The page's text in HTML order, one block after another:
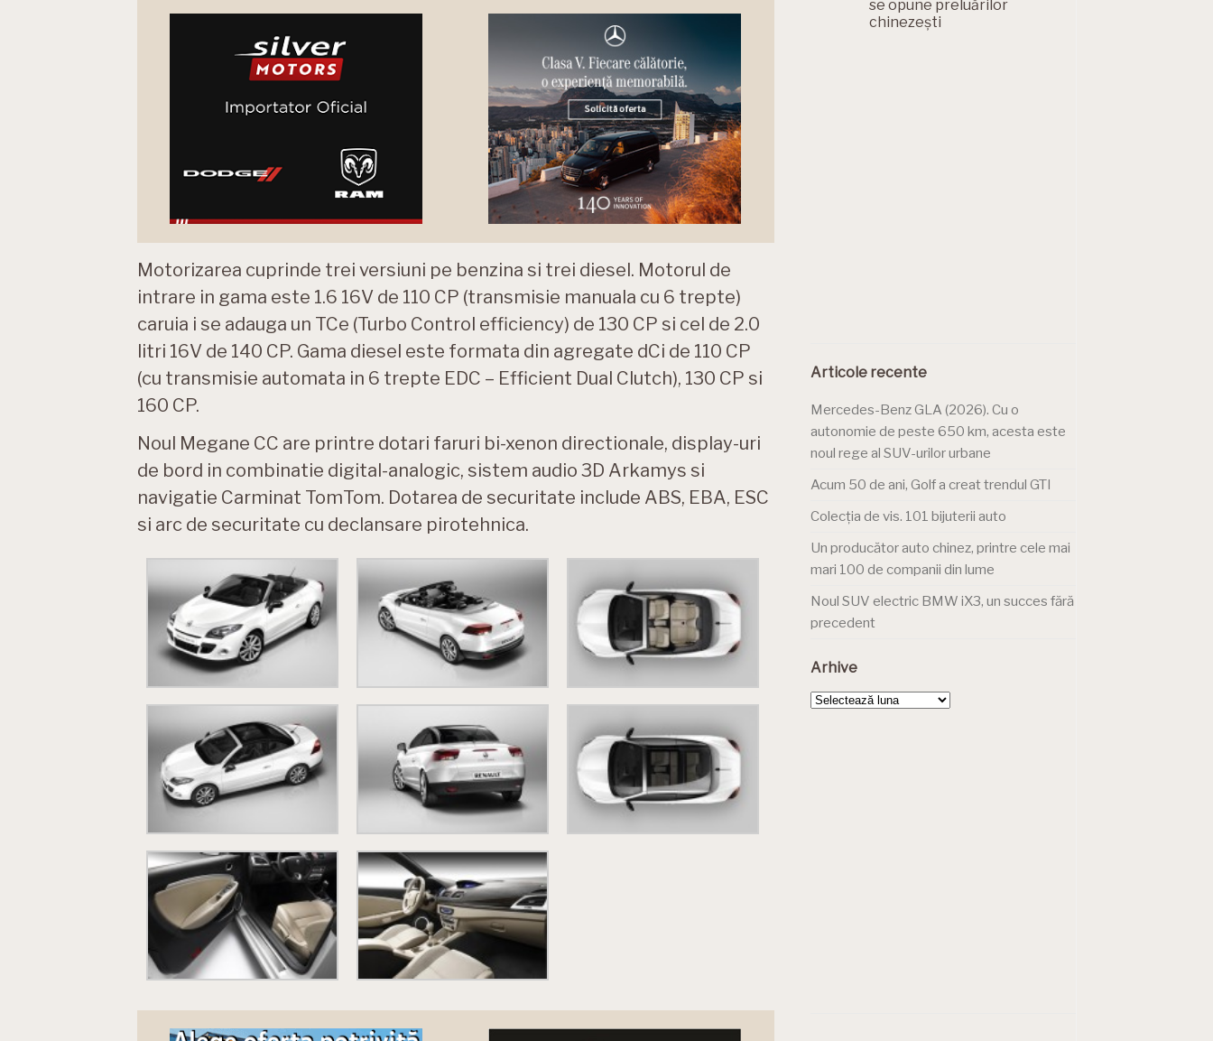
Motorizarea cuprinde trei versiuni pe benzina si trei diesel. Motorul de
intrare in gama este 1.6 16V de 110 CP (transmisie manuala cu 6 trepte)
caruia i se adauga un TCe (Turbo Control efficiency) de 130 CP si cel de 2.0
litri 16V de 140 CP. Gama diesel este formata din agregate dCi de 110 CP
(cu transmisie automata in 6 trepte EDC – Efficient Dual Clutch), 130 CP si
160 CP.
Noul Megane CC are printre dotari faruri bi-xenon directionale, display-uri
de bord in combinatie digital-analogic, sistem audio 3D Arkamys si
navigatie Carminat TomTom. Dotarea de securitate include ABS, EBA, ESC
si arc de securitate cu declansare pirotehnica.
se opune preluărilor
chinezești
Articole recente
Mercedes-Benz GLA (2026). Cu o
autonomie de peste 650 km, acesta este
noul rege al SUV-urilor urbane
Acum 50 de ani, Golf a creat trendul GTI
Colecția de vis. 101 bijuterii auto
Un producător auto chinez, printre cele mai
mari 100 de companii din lume
Noul SUV electric BMW iX3, un succes fără
precedent
Arhive
Arhive